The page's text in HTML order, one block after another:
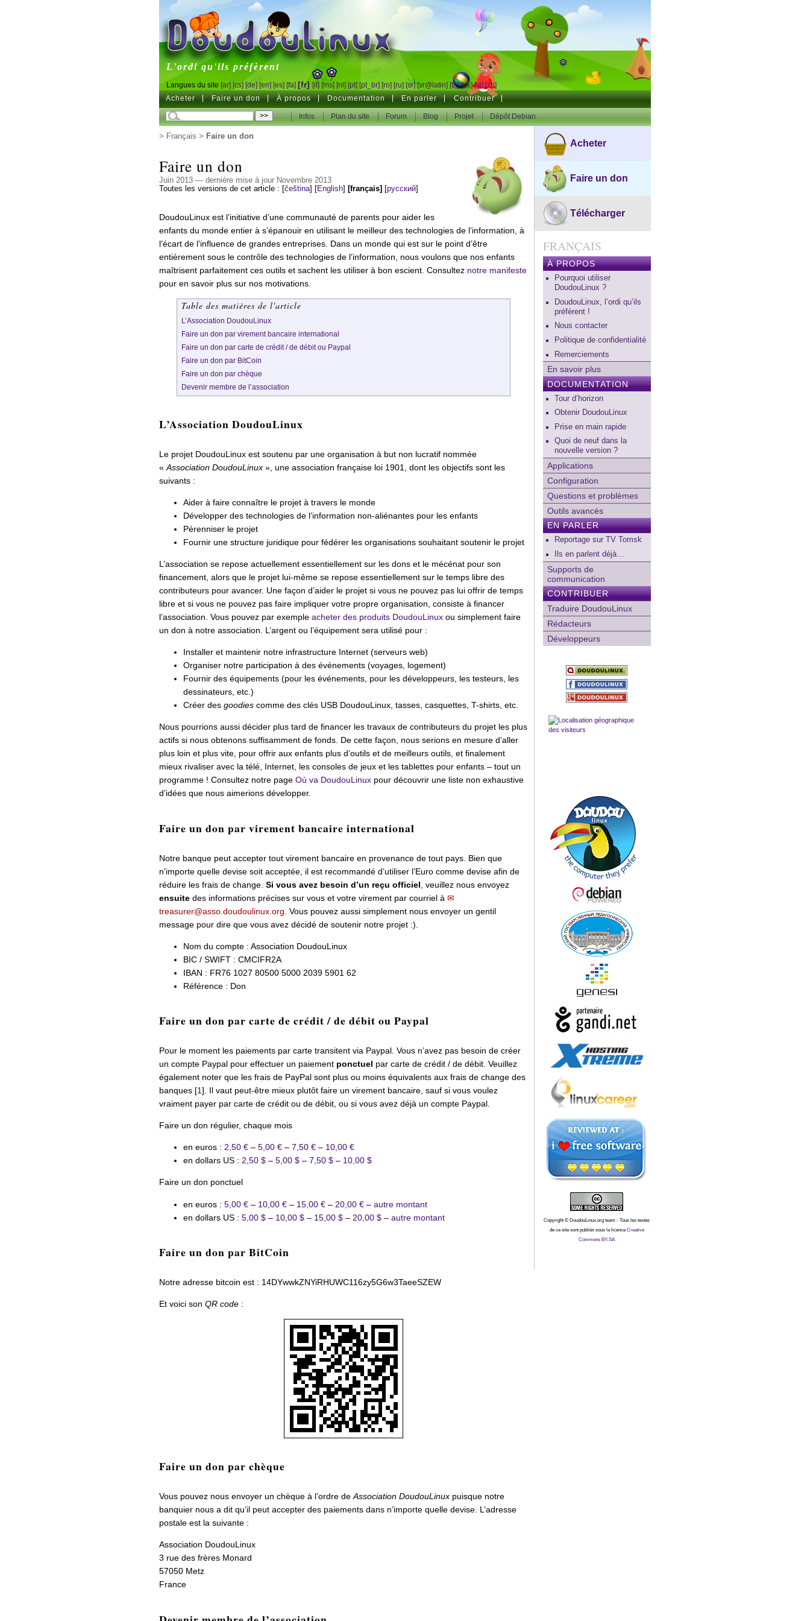
DoudouLinux
L'ordi qu'ils préfèrent
Langues du site [ar] [cs] [de] [en] [es] [fa] [fr] [it] [ms] [nl] [pt] [pt_br] [ro] [ru] [sr] [sr@latin] [th] [uk] [vi] [zh]
Acheter Faire un don À propos Documentation En parler Contribuer
Infos Plan du site Forum Blog Projet Dépôt Debian
> Français > Faire un don
Faire un don
Juin 2013 — dernière mise à jour Novembre 2013
Toutes les versions de cet article :
čeština] English] [français] русский]
DoudouLinux est l’initiative d’une communauté de parents pour aider les
enfants du monde entier à s’épanouir en utilisant le meilleur des technologies de l’information, à
l’écart de l’influence de grandes entreprises. Dans un monde qui est sur le point d’être
entièrement sous le contrôle des technologies de l’information, nous voulons que nos enfants
maîtrisent parfaitement ces outils et sachent les utiliser à bon escient. Consultez notre manifeste
pour en savoir plus sur nos motivations.
Table des matières de l'article
L’Association DoudouLinux
Faire un don par virement bancaire international
Faire un don par carte de crédit / de débit ou Paypal
Faire un don par BitCoin
Faire un don par chèque
Devenir membre de l’association
L’Association DoudouLinux
Le projet DoudouLinux est soutenu par une organisation à but non lucratif nommée
« Association DoudouLinux», une association française loi 1901, dont les objectifs sont les
suivants :
Aider à faire connaître le projet à travers le monde
Développer des technologies de l’information non-aliénantes pour les enfants
Pérenniser le projet
Fournir une structure juridique pour fédérer les organisations souhaitant soutenir le projet
L’association se repose actuellement essentiellement sur les dons et le mécénat pour son
financement, alors que le projet lui-même se repose essentiellement sur le temps libre des
contributeurs pour avancer. Une façon d’aider le projet si vous ne pouvez pas lui offrir de temps
libre et si vous ne pouvez pas faire impliquer votre propre organisation, consiste à financer
l’association. Vous pouvez par exemple acheter des produits DoudouLinuxou simplement faire
un don à notre association. L’argent ou l’équipement sera utilisé pour :
Installer et maintenir notre infrastructure Internet (serveurs web)
Organiser notre participation à des événements (voyages, logement)
Fournir des équipements (pour les événements, pour les développeurs, les testeurs, les
dessinateurs, etc.)
Créer des goodiescomme des clés USB DoudouLinux, tasses, casquettes, T-shirts, etc.
Nous pourrions aussi décider plus tard de financer les travaux de contributeurs du projet les plus
actifs si nous obtenons suffisamment de fonds. De cette façon, nous serions en mesure d’aller
plus loin et plus vite, pour offrir aux enfants plus d’outils et de meilleurs outils, et finalement
mieux rivaliser avec la télé, Internet, les consoles de jeux et les tablettes pour enfants – tout un
programme ! Consultez notre page Où va DoudouLinuxpour découvrir une liste non exhaustive
d’idées que nous aimerions développer.
Faire un don par virement bancaire international
Notre banque peut accepter tout virement bancaire en provenance de tout pays. Bien que
n’importe quelle devise soit acceptée, il est recommandé d’utiliser l’Euro comme devise afin de
réduire les frais de change. Si vous avez besoin d’un reçu officiel , veuillez nous envoyez
ensuitedes informations précises sur vous et votre virement par courriel à
treasurer@asso.doudoulinux.org . Vous pouvez aussi simplement nous envoyer un gentil
message pour dire que vous avez décidé de soutenir notre projet :).
Nom du compte : Association DoudouLinux
BIC / SWIFT : CMCIFR2A
IBAN : FR76 1027 80500 5000 2039 5901 62
Référence : Don
Faire un don par carte de crédit / de débit ou Paypal
Pour le moment les paiements par carte transitent via Paypal. Vous n’avez pas besoin de créer
un compte Paypal pour effectuer un paiement ponctuel par carte de crédit / de débit. Veuillez
également noter que les frais de PayPal sont plus ou moins équivalents aux frais de change des
banques [1]. Il vaut peut-être mieux plutôt faire un virement bancaire, sauf si vous voulez
vraiment payer par carte de crédit ou de débit, ou si vous avez déjà un compte Paypal.
Faire un don régulier, chaque mois
en euros : 2,50 €– 5,00 €– 7,50 €– 10,00 €
en dollars US : 2,50 $– 5,00 $– 7,50 $– 10,00 $
Faire un don ponctuel
en euros : 5,00 €– 10,00 €– 15,00 €– 20,00 €– autre montant
en dollars US : 5,00 $– 10,00 $– 15,00 $– 20,00 $– autre montant
Faire un don par BitCoin
Notre adresse bitcoin est : 14DYwwkZNYiRHUWC116zy5G6w3TaeeSZEW
Et voici son QR code:
Faire un don par chèque
Vous pouvez nous envoyer un chèque à l’ordre deAssociation DoudouLinuxpuisque notre
banquier nous a dit qu’il peut accepter des paiements dans n’importe quelle devise. L’adresse
postale est la suivante :
Association DoudouLinux
3 rue des frères Monard
57050 Metz
France
Acheter
Faire un don
Télécharger
FRANÇAIS
À PROPOS
Pourquoi utiliser
DoudouLinux ?
DoudouLinux, l’ordi qu’ils
préfèrent !
Nous contacter
Politique de confidentialité
Remerciements
En savoir plus
DOCUMENTATION
Tour d’horizon
Obtenir DoudouLinux
Prise en main rapide
Quoi de neuf dans la
nouvelle version ?
Applications
Configuration
Questions et problèmes
Outils avancés
EN PARLER
Reportage sur TV Tomsk
Ils en parlent déjà…
Supports de
communication
CONTRIBUER
Traduire DoudouLinux
Rédacteurs
Développeurs
Copyright © DoudouLinux.org team - Tous les textes
de ce site sont publiés sous la licence Creative
Commons BY-SA